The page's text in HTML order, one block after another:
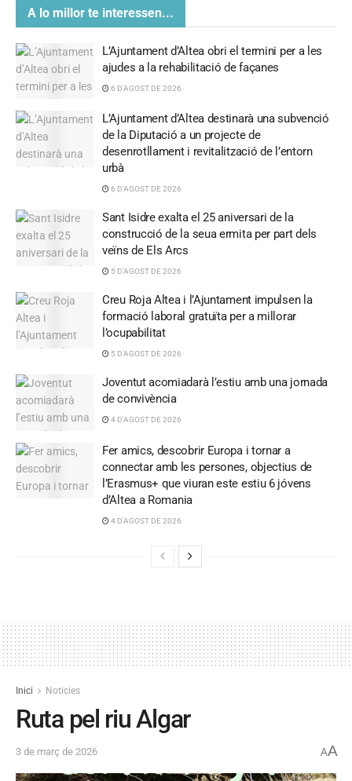
A lo millor te interessen...
L’Ajuntament d’Altea obri el termini per a les
ajudes a la rehabilitació de façanes
6 D'AGOST DE 2026
L’Ajuntament d’Altea destinarà una subvenció
de la Diputació a un projecte de
desenrotllament i revitalització de l’entorn
urbà
6 D'AGOST DE 2026
Sant Isidre exalta el 25 aniversari de la
construcció de la seua ermita per part dels
veïns de Els Arcs
5 D'AGOST DE 2026
Creu Roja Altea i l’Ajuntament impulsen la
formació laboral gratuïta per a millorar
l’ocupabilitat
5 D'AGOST DE 2026
Joventut acomiadarà l’estiu amb una jornada
de convivència
4 D'AGOST DE 2026
Fer amics, descobrir Europa i tornar a
connectar amb les persones, objectius de
l’Erasmus+ que viuran este estiu 6 jóvens
d’Altea a Romania
4 D'AGOST DE 2026
Inici Noticies
Ruta pel riu Algar
3 de març de 2026 AA